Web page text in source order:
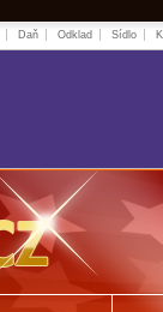
Daň Odklad Sídlo